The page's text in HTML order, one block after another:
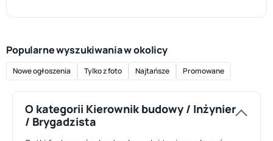
Popularne wyszukiwania w okolicy
Nowe ogłoszenia Tylko z foto Najtańsze Promowane
O kategorii Kierownik budowy / Inżynier
/ Brygadzista